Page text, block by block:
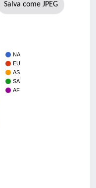
Salva come JPEG
NA
EU
AS
SA
AF